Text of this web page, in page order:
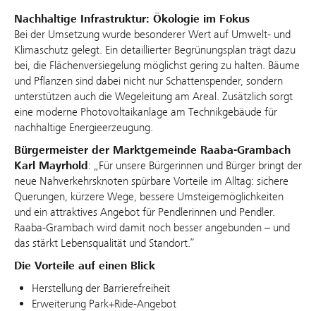
Nachhaltige Infrastruktur: Ökologie im Fokus
Bei der Umsetzung wurde besonderer Wert auf Umwelt- und
Klimaschutz gelegt. Ein detaillierter Begrünungsplan trägt dazu
bei, die Flächenversiegelung möglichst gering zu halten. Bäume
und Pflanzen sind dabei nicht nur Schattenspender, sondern
unterstützen auch die Wegeleitung am Areal. Zusätzlich sorgt
eine moderne Photovoltaikanlage am Technikgebäude für
nachhaltige Energieerzeugung.
Bürgermeister der Marktgemeinde Raaba‑Grambach
Karl Mayrhold: „Für unsere Bürgerinnen und Bürger bringt der
neue Nahverkehrsknoten spürbare Vorteile im Alltag: sichere
Querungen, kürzere Wege, bessere Umsteigemöglichkeiten
und ein attraktives Angebot für Pendlerinnen und Pendler.
Raaba‑Grambach wird damit noch besser angebunden – und
das stärkt Lebensqualität und Standort.“
Die Vorteile auf einen Blick
Herstellung der Barrierefreiheit
Erweiterung Park+Ride-Angebot